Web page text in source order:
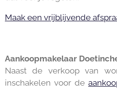
Maak een vrijblijvende
Aankoopmakelaar
Naast de verkoop van
inschakelen voor de